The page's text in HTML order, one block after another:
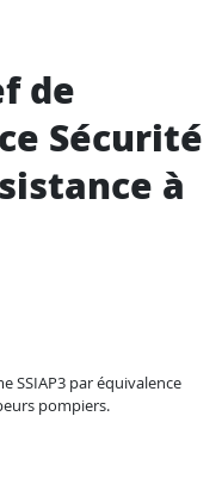
de
Sécurité
à
SSIAP3 par équivalence
pompiers.